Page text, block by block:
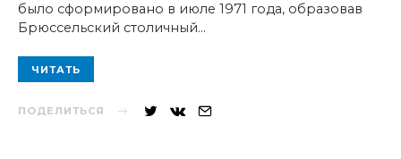
было сформировано в июле 1971 года, образовав
Брюссельский столичный…
ЧИТАТЬ
ПОДЕЛИТЬСЯ